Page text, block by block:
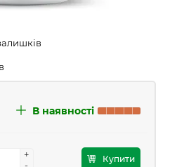
В наявності
+
-
+
-
Купити